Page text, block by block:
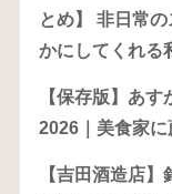
とめ】 非日常
かにしてくれる
【保存版】あ
2026｜美食家
【吉田酒造店